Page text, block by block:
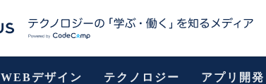
WEBデザイン テクノロジー アプリ開発